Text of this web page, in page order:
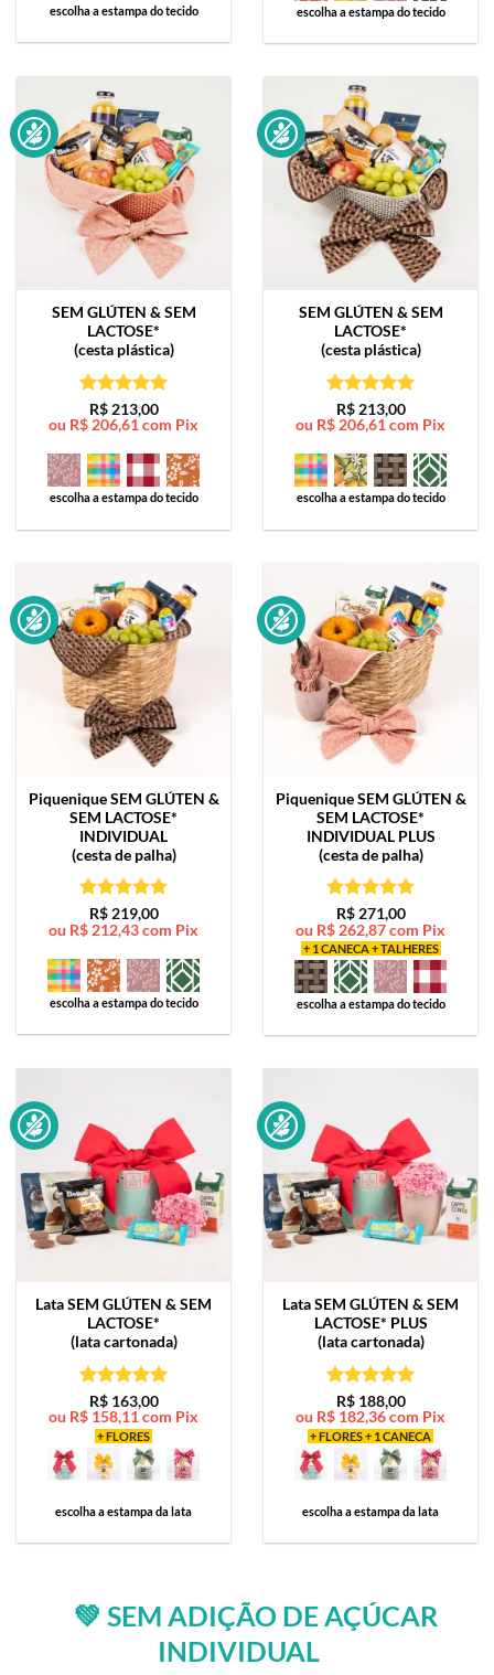
escolha a estampa do tecido escolha a estampa do tecido
SEM GLÚTEN & SEM
LACTOSE*
(cesta plástica)
Avaliação5
de 5
R$213,00
ou R$ 206,61 com Pix
escolha a estampa do tecido
SEM GLÚTEN & SEM
LACTOSE*
(cesta plástica)
Avaliação5
de 5
R$213,00
ou R$ 206,61 com Pix
escolha a estampa do tecido
Piquenique SEM GLÚTEN &
SEM LACTOSE*
INDIVIDUAL
(cesta de palha)
Avaliação5
de 5
R$219,00
ou R$ 212,43com Pix
escolha a estampa do tecido
Piquenique SEM GLÚTEN &
SEM LACTOSE*
INDIVIDUAL PLUS
(cesta de palha)
Avaliação5
de 5
R$271,00
ou R$ 262,87com Pix
+ 1 CANECA + TALHERES
escolha a estampa do tecido
LataSEM GLÚTEN & SEM
LACTOSE*
(lata cartonada)
Avaliação5
de 5
R$163,00
ou R$ 158,11 com Pix
+ FLORES
escolha a estampa da lata
LataSEM GLÚTEN & SEM
LACTOSE* PLUS
(lata cartonada)
Avaliação5
de 5
R$188,00
ou R$ 182,36com Pix
+ FLORES + 1 CANECA
escolha a estampa da lata
💚 SEM ADIÇÃO DE AÇÚCAR
INDIVIDUAL